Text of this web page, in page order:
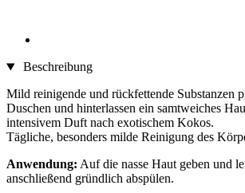
Beschreibung
Mild reinigende und rückfettende Substanzen
Duschen und hinterlassen ein samtweiches
intensivem Duft nach exotischem Kokos.
Tägliche, besonders milde Reinigung des
Anwendung: Auf die nasse Haut geben und
anschließend gründlich abspülen.